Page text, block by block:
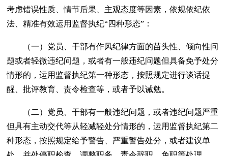
考虑错误性质、情节后果、主观态度等因素，依规依纪依
法、精准有效运用监督执纪“四种形态”：
（一）党员、干部有作风纪律方面的苗头性、倾向性问
题或者轻微违纪问题，或者有一般违纪问题但具备免予处分
情形的，运用监督执纪第一种形态，按照规定进行谈话提
醒、批评教育、责令检查等，或者予以诫勉。
（二）党员、干部有一般违纪问题，或者违纪问题严重
但具有主动交代等从轻减轻处分情形的，运用监督执纪第二
种形态，按照规定给予警告、严重警告处分，或者建议单